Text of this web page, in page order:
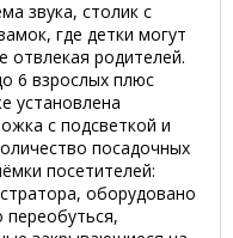
звука, столик с
где детки могут
отвлекая родителей.
6 взрослых плюс
установлена
с подсветкой и
посадочных
посетителей:
оборудовано